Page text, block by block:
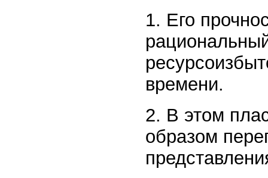
1. Его
времени.
2. В этом
образом